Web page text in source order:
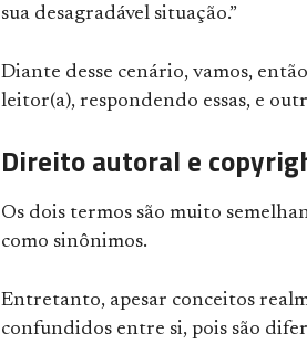
sua desagradável situação.”
Diante desse cenário, vamos,
leitor(a), respondendo essas, e
Direito autoral e
Os dois termos são muito
como sinônimos.
Entretanto, apesar conceitos
confundidos entre si, pois são